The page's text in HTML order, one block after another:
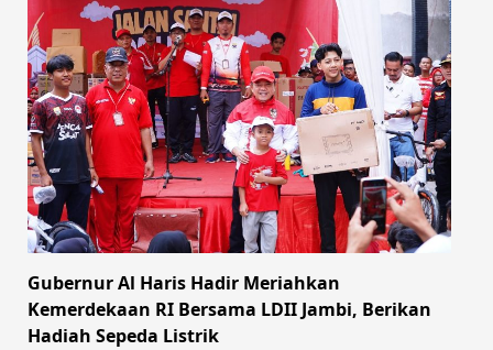
Gubernur Al Haris Hadir Meriahkan
Kemerdekaan RI Bersama LDII Jambi, Berikan
Hadiah Sepeda Listrik